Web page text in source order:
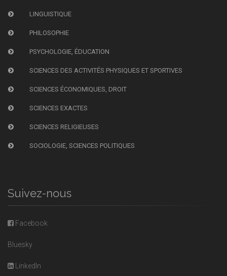
LINGUISTIQUE
PHILOSOPHIE
PSYCHOLOGIE, ÉDUCATION
SCIENCES DES ACTIVITÉS PHYSIQUES ET SPORTIVES
SCIENCES ÉCONOMIQUES, DROIT
SCIENCES EXACTES
SCIENCES RELIGIEUSES
SOCIOLOGIE, SCIENCES POLITIQUES
Suivez-nous
Facebook
Bluesky
LinkedIn